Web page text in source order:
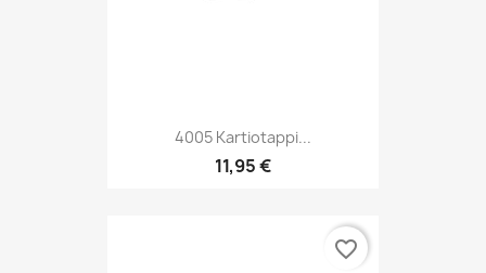
4005 Kartiotappi...
11,95 €
favorite_border